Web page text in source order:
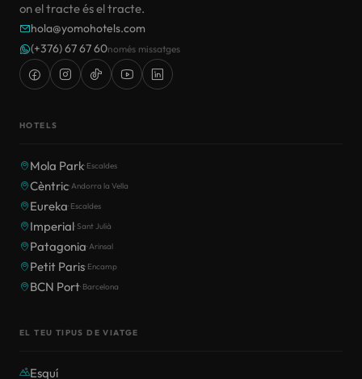
on el tracte és el tracte.
hola@yomohotels.com
(+376) 67 67 60només missatges
HOTELS
Mola Park· Escaldes
Cèntric· Andorra la Vella
Eureka· Escaldes
Imperial· Sant Julià
Patagonia· Arinsal
Petit Paris· Encamp
BCN Port· Barcelona
EL TEU TIPUS DE VIATGE
Esquí